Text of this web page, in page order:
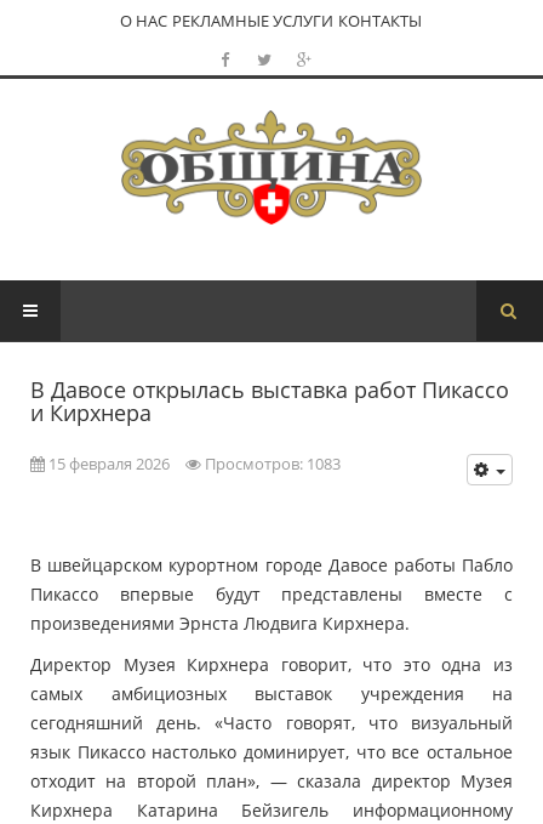
О НАС РЕКЛАМНЫЕ УСЛУГИ КОНТАКТЫ
В Давосе открылась выставка работ Пикассо
и Кирхнера
15 февраля 2026 Просмотров: 1083
В швейцарском курортном городе Давосе работы Пабло
Пикассо впервые будут представлены вместе с
произведениями Эрнста Людвига Кирхнера.
Директор Музея Кирхнера говорит, что это одна из
самых амбициозных выставок учреждения на
сегодняшний день. «Часто говорят, что визуальный
язык Пикассо настолько доминирует, что все остальное
отходит на второй план», — сказала директор Музея
Кирхнера Катарина Бейзигель информационному